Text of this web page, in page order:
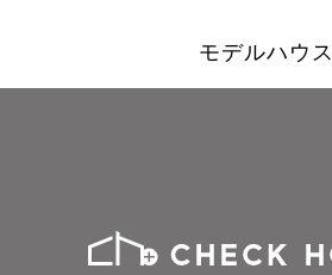
モデルハウス